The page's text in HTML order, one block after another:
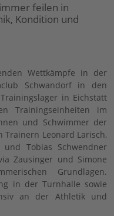
feilen in
Kondition und
Wettkämpfe in der
Schwandorf in den
in Eichstätt
Trainingseinheiten im
und Schwimmer der
Leonard Larisch,
Tobias Schwendner
Zausinger und Simone
Grundlagen.
in der Turnhalle sowie
an der Athletik und